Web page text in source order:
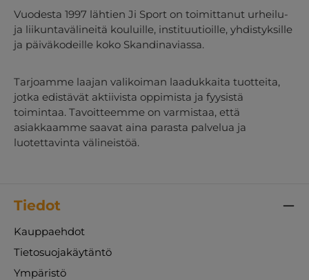
Vuodesta 1997 lähtien Ji Sport on toimittanut urheilu-
ja liikuntavälineitä kouluille, instituutioille, yhdistyksille
ja päiväkodeille koko Skandinaviassa.
Tarjoamme laajan valikoiman laadukkaita tuotteita,
jotka edistävät aktiivista oppimista ja fyysistä
toimintaa. Tavoitteemme on varmistaa, että
asiakkaamme saavat aina parasta palvelua ja
luotettavinta välineistöä.
Tiedot
Kauppaehdot
Tietosuojakäytäntö
Ympäristö